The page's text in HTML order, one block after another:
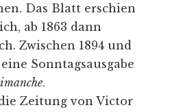
Das Blatt erschien
ab 1863 dann
Zwischen 1894 und
Sonntagsausgabe
.
Zeitung von Victor